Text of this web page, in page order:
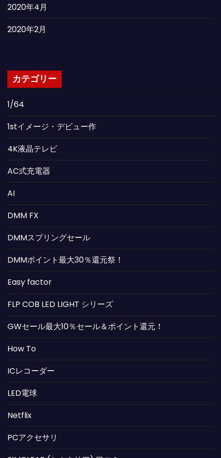
2020年4月
2020年2月
カテゴリー
1/64
1stイメージ・デビュー作
4K液晶テレビ
AC式充電器
AI
DMM FX
DMMスプリングセール
DMMポイント最大30％還元祭！
Easy factor
FLP COB LED LIGHT シリーズ
GWセール最大10％セール＆ポイント還元！
How To
ICレコーダー
LED電球
Netflix
PCアクセサリ